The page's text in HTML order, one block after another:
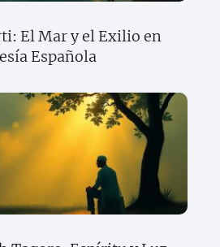
El Mar y el Exilio en
Española